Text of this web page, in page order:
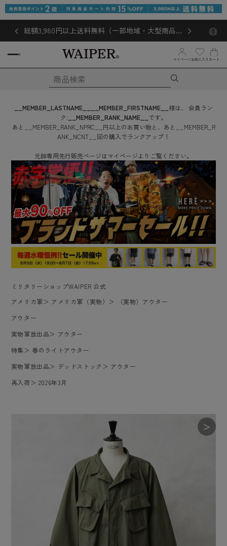
総額3,980円以上送料無料（一部地域・大型商品対
象外あり）
マイページ お気に入り カート
__MEMBER_LASTNAME__ __MEMBER_FIRSTNAME__ 様は、
会員ラン
ク: __MEMBER_RANK_NAME__ です。
あと
__MEMBER_RANK_NPRC__ 円以上のお買い物と、あと
__MEMBER_R
ANK_NCNT__ 回の購入でランクアップ！
元帥専用先行販売ページはマイページよりご覧ください。
ミリタリーショップWAIPER 公式
アメリカ軍＞ アメリカ軍（実物） ＞
（実物）アウター
アウター
実物軍放出品＞ アウター
特集 ＞ 春のライトアウター
実物軍放出品＞ デッドストック ＞ アウター
再入荷＞ 2026年3月
＞